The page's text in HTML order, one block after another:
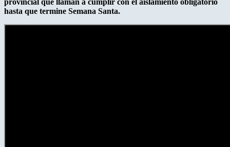
hasta que termine Semana Santa.